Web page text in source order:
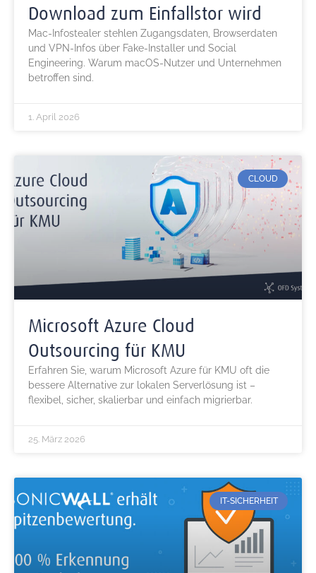
Download zum Einfallstor wird
Mac-Infostealer stehlen Zugangsdaten, Browserdaten
und VPN-Infos über Fake-Installer und Social
Engineering. Warum macOS-Nutzer und Unternehmen
betroffen sind.
1. April 2026
CLOUD
Microsoft Azure Cloud
Outsourcing für KMU
Erfahren Sie, warum Microsoft Azure für KMU oft die
bessere Alternative zur lokalen Serverlösung ist –
flexibel, sicher, skalierbar und einfach migrierbar.
25. März 2026
IT-SICHERHEIT